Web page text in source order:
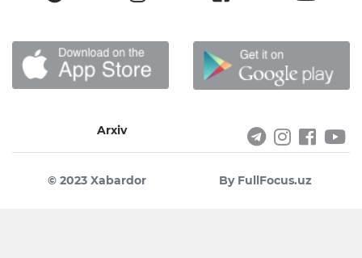
Arxiv
© 2023 Xabardor By FullFocus.uz